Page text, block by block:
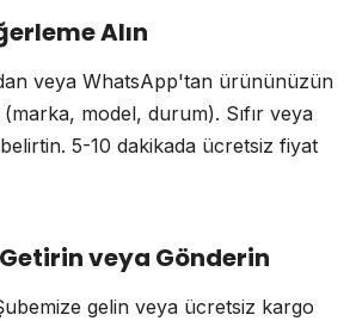
Alın
veya WhatsApp'tan ürününüzün
model, durum). Sıfır veya
5-10 dakikada ücretsiz fiyat
veya Gönderin
gelin veya ücretsiz kargo